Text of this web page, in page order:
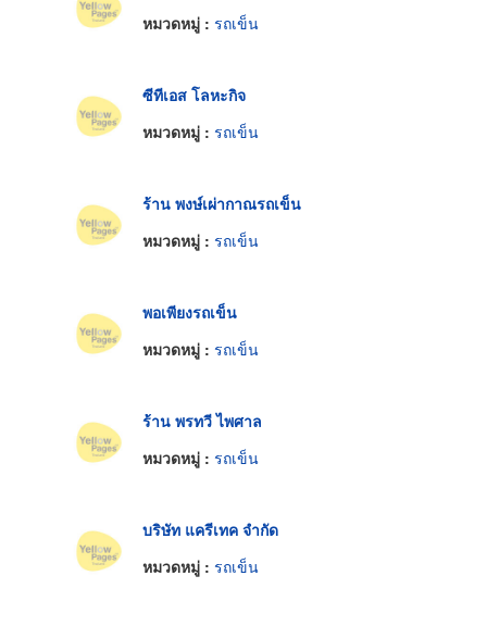
หมวดหมู่ : รถเข็น
ซีทีเอส โลหะกิจ
หมวดหมู่ : รถเข็น
ร้าน พงษ์เผ่ากาณรถเข็น
หมวดหมู่ : รถเข็น
พอเพียงรถเข็น
หมวดหมู่ : รถเข็น
ร้าน พรทวี ไพศาล
หมวดหมู่ : รถเข็น
บริษัท แครีเทค จำกัด
หมวดหมู่ : รถเข็น